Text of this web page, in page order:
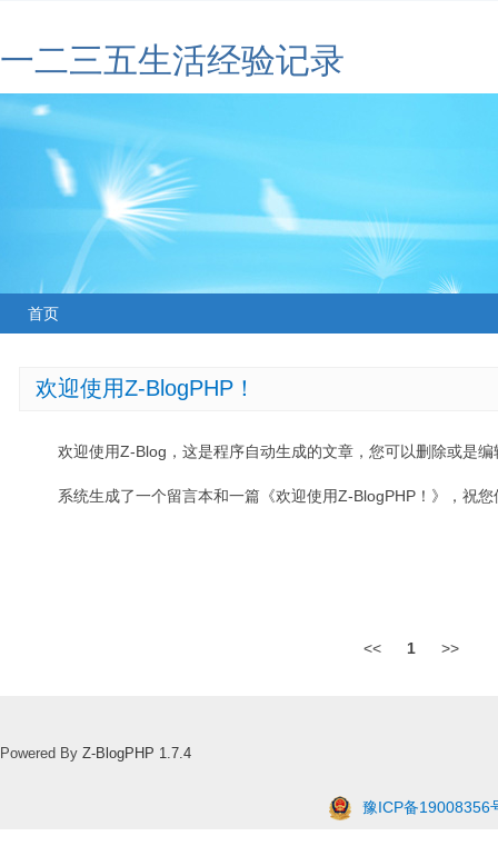
一二三五生活经验记录
首页
欢迎使用Z-BlogPHP！
欢迎使用Z-Blog，这是程序自动生成的文章，您可以删除或是编
系统生成了一个留言本和一篇《欢迎使用Z-BlogPHP！》，祝
<< 1 >>
Powered By Z-BlogPHP 1.7.4
豫ICP备19008356